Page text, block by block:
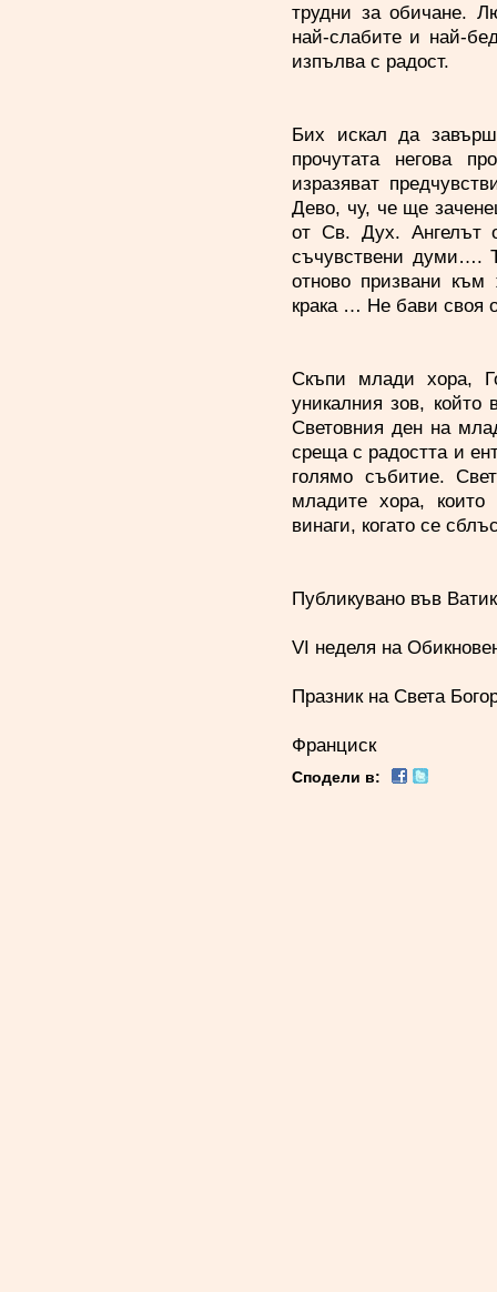
трудни за обичане.
най-слабите и най-
изпълва с радост.
Бих искал да
прочутата негова
изразяват
Дево, чу, че ще
от Св. Дух. Ангелът
съчувствени думи….
отново призвани към
крака … Не бави своя
Скъпи млади хора,
уникалния зов, който
Световния ден на
среща с радостта и
голямо събитие.
младите хора, които
винаги, когато се
Публикувано във
VI неделя на
Празник на Света
Франциск
Сподели в: